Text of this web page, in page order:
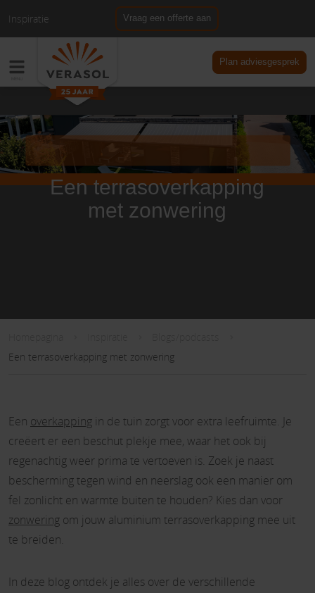
Inspiratie Vraag een offerte aan
DE
Plan adviesgesprek
Een terrasoverkapping
met zonwering
Een terrasoverkapping met zonwering
Een overkapping in de tuin zorgt voor extra leefruimte. Je
creëert er een beschut plekje mee, waar het ook bij
regenachtig weer prima te vertoeven is. Zoek je naast
bescherming tegen wind en neerslag ook een manier om
fel zonlicht en warmte buiten te houden? Kies dan voor
zonwering om jouw aluminium terrasoverkapping mee uit
te breiden.
In deze blog ontdek je alles over de verschillende